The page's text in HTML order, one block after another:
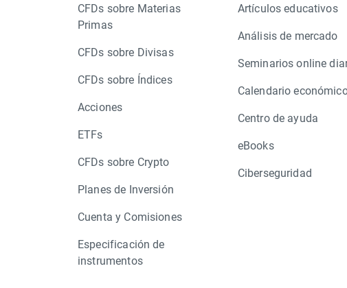
CFDs sobre Materias
Primas
CFDs sobre Divisas
CFDs sobre Índices
Acciones
ETFs
CFDs sobre Crypto
Planes de Inversión
Cuenta y Comisiones
Especificación de
instrumentos
Artículos educativos
Análisis de mercado
Seminarios online
Calendario
Centro de ayuda
eBooks
Ciberseguridad